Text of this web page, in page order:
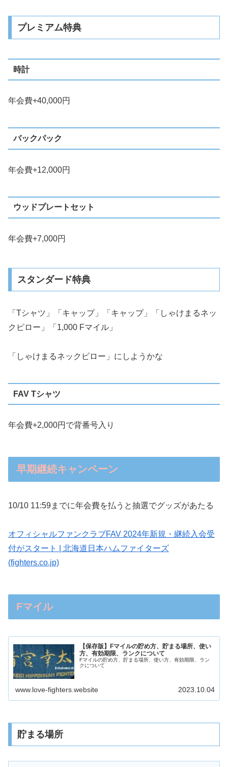
プレミアム特典
時計
年会費+40,000円
バックパック
年会費+12,000円
ウッドプレートセット
年会費+7,000円
スタンダード特典
「Tシャツ」「キャップ」「キャップ」「しゃけまるネッ
クピロー」「1,000 Fマイル」
「しゃけまるネックピロー」にしようかな
FAV Tシャツ
年会費+2,000円で背番号入り
早期継続キャンペーン
10/10 11:59までに年会費を払うと抽選でグッズがあたる
オフィシャルファンクラブFAV 2024年新規・継続入会受
付がスタート | 北海道日本ハムファイターズ
(fighters.co.jp)
Fマイル
【保存版】Fマイルの貯め方、貯まる場所、使い
方、有効期限、ランクについて
Fマイルの貯め方、貯まる場所、使い方、有効期限、ラン
クについて
www.love-fighters.website 2023.10.04
貯まる場所